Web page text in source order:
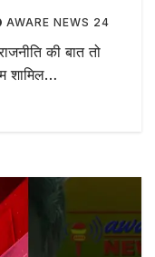
AWARE NEWS 24
की बात तो
शामिल…